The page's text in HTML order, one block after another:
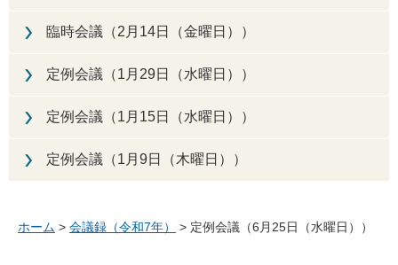
臨時会議（2月14日（金曜日））
定例会議（1月29日（水曜日））
定例会議（1月15日（水曜日））
定例会議（1月9日（木曜日））
ホーム > 会議録（令和7年） > 定例会議（6月25日（水曜日））